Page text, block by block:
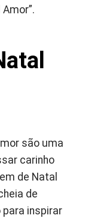
são uma
carinho
de Natal
de
inspirar